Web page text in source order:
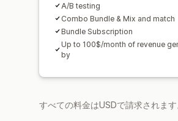
A/B testing
Combo Bundle & Mix and match
Bundle Subscription
Up to 100$/month of revenue
by
すべての料金はUSDで請求されま